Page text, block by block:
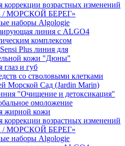
коррекции возрастных изменений
/ МОРСКОЙ БЕРЕГ»
наборы Algologie
линия с ALGO4
комплексом
Plus линия для
кожи "Дюны"
глаз и губ
со стволовыми клетками
Морской Сад (Jardin Marin)
"Очищение и детоксикация"
омоложение
жирной кожи
коррекции возрастных изменений
/ МОРСКОЙ БЕРЕГ»
наборы Algologie